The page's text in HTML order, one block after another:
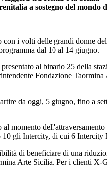
a sostegno del
con i volti delle grandi donne
dal 10 al 14 giugno.
al binario 25 della
Fondazione
da oggi, 5 giugno, fino a
momento
gli Intercity, di cui 6
di beneficiare di una
Arte Sicilia. Per i clienti X-